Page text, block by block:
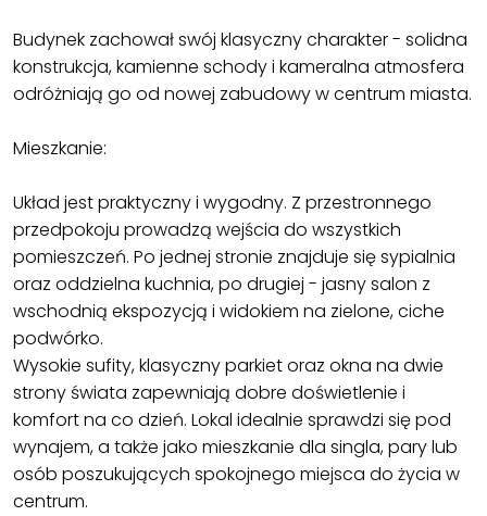
Budynek zachował swój klasyczny charakter - solidna
konstrukcja, kamienne schody i kameralna atmosfera
odróżniają go od nowej zabudowy w centrum miasta.
Mieszkanie:
Układ jest praktyczny i wygodny. Z przestronnego
przedpokoju prowadzą wejścia do wszystkich
pomieszczeń. Po jednej stronie znajduje się sypialnia
oraz oddzielna kuchnia, po drugiej - jasny salon z
wschodnią ekspozycją i widokiem na zielone, ciche
podwórko.
Wysokie sufity, klasyczny parkiet oraz okna na dwie
strony świata zapewniają dobre doświetlenie i
komfort na co dzień. Lokal idealnie sprawdzi się pod
wynajem, a także jako mieszkanie dla singla, pary lub
osób poszukujących spokojnego miejsca do życia w
centrum.